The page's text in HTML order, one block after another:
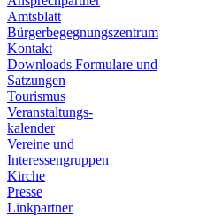
Amtsblatt
Bürgerbegegnungszentrum
Kontakt
Downloads Formulare und
Satzungen
Tourismus
Veranstaltungs-
kalender
Vereine und
Interessen­gruppen
Kirche
Presse
Linkpartner